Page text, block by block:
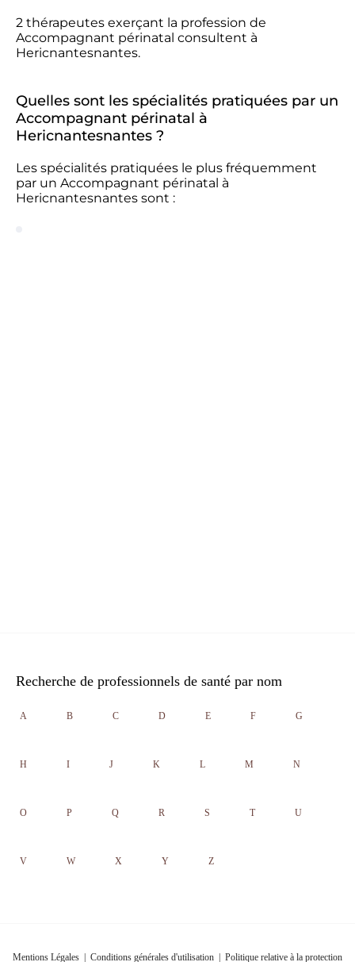
2 thérapeutes exerçant la profession de
Accompagnant périnatal consultent à
Hericnantesnantes.
Quelles sont les spécialités pratiquées par un
Accompagnant périnatal à
Hericnantesnantes ?
Les spécialités pratiquées le plus fréquemment
par un Accompagnant périnatal à
Hericnantesnantes sont :
Recherche de professionnels de santé par nom
A B C D E F G
H I J K L M N
O P Q R S T U
V W X Y Z
Mentions Légales Conditions générales d'utilisation Politique relative à la protection